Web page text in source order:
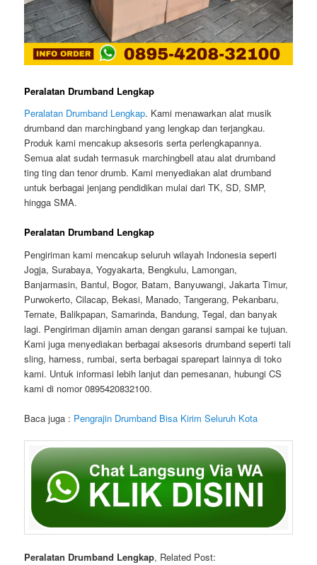
Peralatan Drumband Lengkap
Peralatan Drumband Lengkap. Kami menawarkan alat musik
drumband dan marchingband yang lengkap dan terjangkau.
Produk kami mencakup aksesoris serta perlengkapannya.
Semua alat sudah termasuk marchingbell atau alat drumband
ting ting dan tenor drumb. Kami menyediakan alat drumband
untuk berbagai jenjang pendidikan mulai dari TK, SD, SMP,
hingga SMA.
Peralatan Drumband Lengkap
Pengiriman kami mencakup seluruh wilayah Indonesia seperti
Jogja, Surabaya, Yogyakarta, Bengkulu, Lamongan,
Banjarmasin, Bantul, Bogor, Batam, Banyuwangi, Jakarta Timur,
Purwokerto, Cilacap, Bekasi, Manado, Tangerang, Pekanbaru,
Ternate, Balikpapan, Samarinda, Bandung, Tegal, dan banyak
lagi. Pengiriman dijamin aman dengan garansi sampai ke tujuan.
Kami juga menyediakan berbagai aksesoris drumband seperti tali
sling, harness, rumbai, serta berbagai sparepart lainnya di toko
kami. Untuk informasi lebih lanjut dan pemesanan, hubungi CS
kami di nomor 0895420832100.
Baca juga : Pengrajin Drumband Bisa Kirim Seluruh Kota
Peralatan Drumband Lengkap, Related Post: